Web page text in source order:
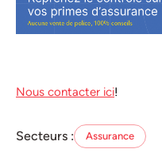
Nous contacter ici!
Secteurs : Assurance